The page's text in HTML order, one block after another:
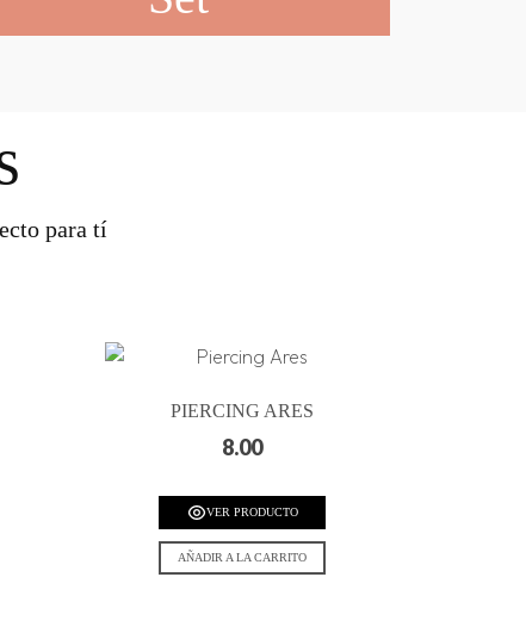
para tí
PIERCING ARES
8.00
VER PRODUCTO
AÑADIR A LA CARRITO